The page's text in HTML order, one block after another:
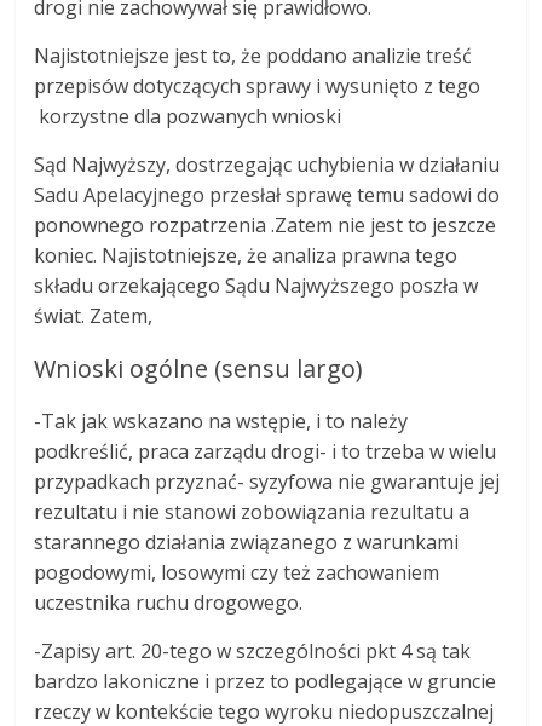
drogi nie zachowywał się prawidłowo.
Najistotniejsze jest to, że poddano analizie treść
przepisów dotyczących sprawy i wysunięto z tego
korzystne dla pozwanych wnioski
Sąd Najwyższy, dostrzegając uchybienia w działaniu
Sadu Apelacyjnego przesłał sprawę temu sadowi do
ponownego rozpatrzenia .Zatem nie jest to jeszcze
koniec. Najistotniejsze, że analiza prawna tego
składu orzekającego Sądu Najwyższego poszła w
świat. Zatem,
Wnioski ogólne (sensu largo)
-Tak jak wskazano na wstępie, i to należy
podkreślić, praca zarządu drogi- i to trzeba w wielu
przypadkach przyznać- syzyfowa nie gwarantuje jej
rezultatu i nie stanowi zobowiązania rezultatu a
starannego działania związanego z warunkami
pogodowymi, losowymi czy też zachowaniem
uczestnika ruchu drogowego.
-Zapisy art. 20-tego w szczególności pkt 4 są tak
bardzo lakoniczne i przez to podlegające w gruncie
rzeczy w kontekście tego wyroku niedopuszczalnej